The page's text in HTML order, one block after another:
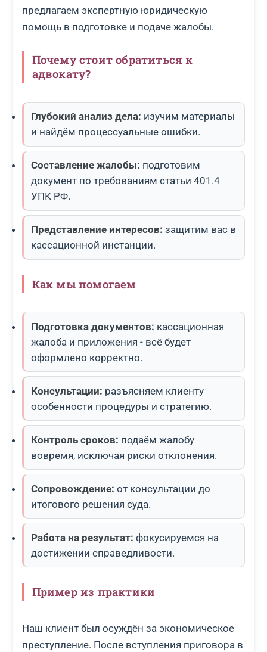
предлагаем экспертную юридическую
помощь в подготовке и подаче жалобы.
Почему стоит обратиться к
адвокату?
Глубокий анализ дела: изучим материалы
и найдём процессуальные ошибки.
Составление жалобы: подготовим
документ по требованиям статьи 401.4
УПК РФ.
Представление интересов: защитим вас в
кассационной инстанции.
Как мы помогаем
Подготовка документов: кассационная
жалоба и приложения - всё будет
оформлено корректно.
Консультации: разъясняем клиенту
особенности процедуры и стратегию.
Контроль сроков: подаём жалобу
вовремя, исключая риски отклонения.
Сопровождение: от консультации до
итогового решения суда.
Работа на результат: фокусируемся на
достижении справедливости.
Пример из практики
Наш клиент был осуждён за экономическое
преступление. После вступления приговора в